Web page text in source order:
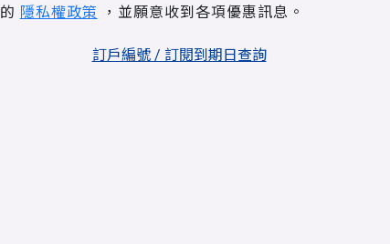
的 隱私權政策 ，並願意收到各項優惠訊息。
訂戶編號 / 訂閱到期日查詢